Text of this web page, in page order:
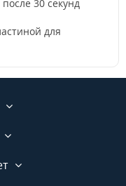
30 секунд
для